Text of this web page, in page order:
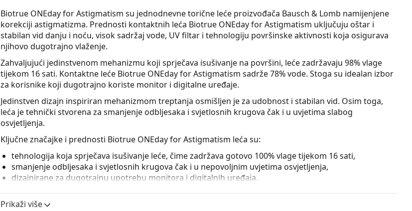
Biotrue ONEday for Astigmatism su jednodnevne torične leće proizvođača Bausch & Lomb namijenjene
korekciji astigmatizma. Prednosti kontaktnih leća Biotrue ONEday for Astigmatism uključuju oštar i
stabilan vid danju i noću, visok sadržaj vode, UV filtar i tehnologiju površinske aktivnosti koja osigurava
njihovo dugotrajno vlaženje.
Zahvaljujući jedinstvenom mehanizmu koji sprječava isušivanje na površini, leće zadržavaju 98% vlage
tijekom 16 sati. Kontaktne leće Biotrue ONEday for Astigmatism sadrže 78% vode. Stoga su idealan izbor
za korisnike koji dugotrajno koriste monitor i digitalne uređaje.
Jedinstven dizajn inspiriran mehanizmom treptanja osmišljen je za udobnost i stabilan vid. Osim toga,
leća je tehnički stvorena za smanjenje odbljesaka i svjetlosnih krugova čak i u uvjetima slabog
osvjetljenja.
Ključne značajke i prednosti Biotrue ONEday for Astigmatism leća su:
tehnologija koja sprječava isušivanje leće, čime zadržava gotovo 100% vlage tijekom 16 sati,
smanjenje odbljesaka i svjetlosnih krugova čak i u nepovoljnim uvjetima osvjetljenja,
dizajnirane za dugotrajnu upotrebu monitora i digitalnih uređaja.
UV filtar u kontaktnim lećama poboljšava zaštitu rožnice oka od negativnih učinaka ultraljubičastog
zračenja. Leće, međutim, ne pokrivaju cijelo oko niti područje oko očiju, stoga je idealna zaštita od
Prikaži više